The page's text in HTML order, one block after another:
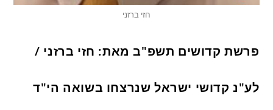
חזי ברזני
פרשת קדושים תשפ"ב מאת: חזי ברזני /
לע"נ קדושי ישראל שנרצחו בשואה הי"ד